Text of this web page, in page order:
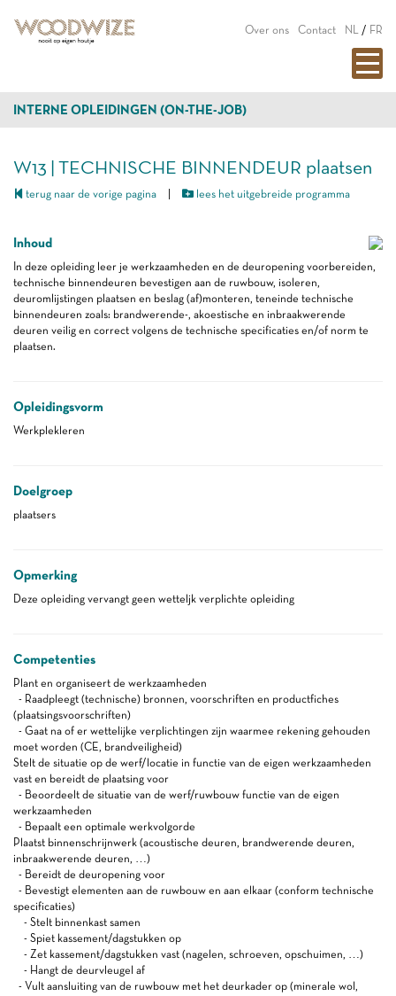
Over ons Contact NL / FR
INTERNE OPLEIDINGEN (ON-THE-JOB)
W13 | TECHNISCHE BINNENDEUR plaatsen
terug naar de vorige pagina lees het uitgebreide programma
Inhoud
In deze opleiding leer je werkzaamheden en de deuropening voorbereiden,
technische binnendeuren bevestigen aan de ruwbouw, isoleren,
deuromlijstingen plaatsen en beslag (af)monteren, teneinde technische
binnendeuren zoals: brandwerende-, akoestische en inbraakwerende
deuren veilig en correct volgens de technische specificaties en/of norm te
plaatsen.
Opleidingsvorm
Werkplekleren
Doelgroep
plaatsers
Opmerking
Deze opleiding vervangt geen wetteljk verplichte opleiding
Competenties
Plant en organiseert de werkzaamheden
- Raadpleegt (technische) bronnen, voorschriften en productfiches
(plaatsingsvoorschriften)
- Gaat na of er wettelijke verplichtingen zijn waarmee rekening gehouden
moet worden (CE, brandveiligheid)
Stelt de situatie op de werf/locatie in functie van de eigen werkzaamheden
vast en bereidt de plaatsing voor
- Beoordeelt de situatie van de werf/ruwbouw functie van de eigen
werkzaamheden
- Bepaalt een optimale werkvolgorde
Plaatst binnenschrijnwerk (acoustische deuren, brandwerende deuren,
inbraakwerende deuren, …)
- Bereidt de deuropening voor
- Bevestigt elementen aan de ruwbouw en aan elkaar (conform technische
specificaties)
- Stelt binnenkast samen
- Spiet kassement/dagstukken op
- Zet kassement/dagstukken vast (nagelen, schroeven, opschuimen, …)
- Hangt de deurvleugel af
- Vult aansluiting van de ruwbouw met het deurkader op (minerale wol,